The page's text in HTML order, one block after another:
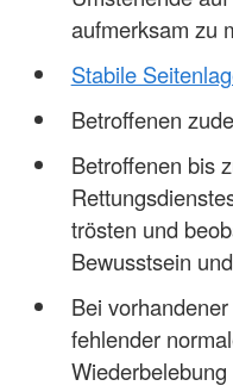
aufmerksam zu
Stabile
Betroffenen
Betroffenen bis
trösten und
Bewusstsein
Bei
fehlender
Wiederbelebung